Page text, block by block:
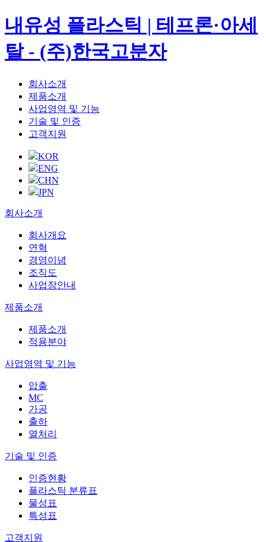
내유성 플라스틱 | 테프론·아세
탈 - (주)한국고분자
회사소개
제품소개
사업영역 및 기능
기술 및 인증
고객지원
KOR
ENG
CHN
JPN
회사소개
회사개요
연혁
경영이념
조직도
사업장안내
제품소개
제품소개
적용분야
사업영역 및 기능
압출
MC
가공
출하
열처리
기술 및 인증
인증현황
플라스틱 분류표
물성표
특성표
고객지원